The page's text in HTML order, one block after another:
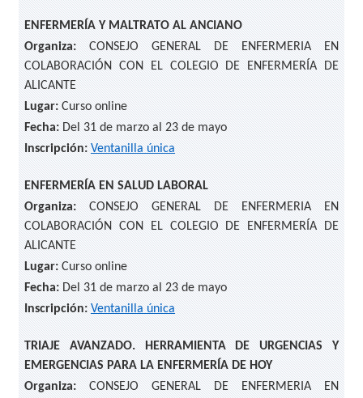
ENFERMERÍA Y MALTRATO AL ANCIANO
Organiza: CONSEJO GENERAL DE ENFERMERIA EN
COLABORACIÓN CON EL COLEGIO DE ENFERMERÍA DE
ALICANTE
Lugar: Curso online
Fecha: Del 31 de marzo al 23 de mayo
Inscripción: Ventanilla única
ENFERMERÍA EN SALUD LABORAL
Organiza: CONSEJO GENERAL DE ENFERMERIA EN
COLABORACIÓN CON EL COLEGIO DE ENFERMERÍA DE
ALICANTE
Lugar: Curso online
Fecha: Del 31 de marzo al 23 de mayo
Inscripción: Ventanilla única
TRIAJE AVANZADO. HERRAMIENTA DE URGENCIAS Y
EMERGENCIAS PARA LA ENFERMERÍA DE HOY
Organiza: CONSEJO GENERAL DE ENFERMERIA EN